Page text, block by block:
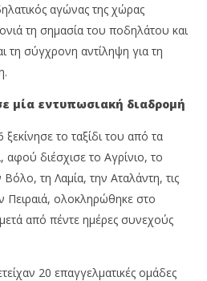
και της βιώσιμης
της ΔΕΗ
αγώνας της χώρας
τη σημασία του ποδηλάτου και
τη σύγχρονη αντίληψη για τη
μία εντυπωσιακή διαδρομή
το ταξίδι του από τα
αφού διέσχισε το Αγρίνιο, το
τη Λαμία, την Αταλάντη, τις
Πειραιά, ολοκληρώθηκε στο
από πέντε ημέρες συνεχούς
20 επαγγελματικές ομάδες